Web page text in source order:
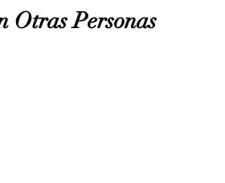
Otras Personas